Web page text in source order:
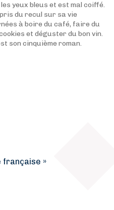
yeux bleus et est mal coiffé.
du recul sur sa vie
à boire du café, faire du
et déguster du bon vin.
son cinquième roman.
française »